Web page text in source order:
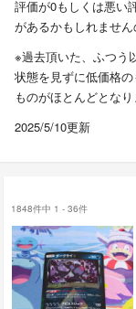
評価が0もしくは悪い
があるかもしれません
※過去頂いた、ふつう
状態を見ずに低価格
ものがほとんどとなり
2025/5/10更新
1848件中 1 - 36件